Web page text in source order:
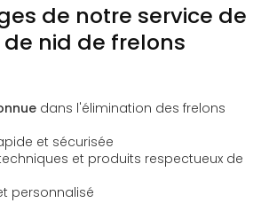
de notre service de
nid de frelons
dans l'élimination des frelons
et sécurisée
et produits respectueux de
personnalisé